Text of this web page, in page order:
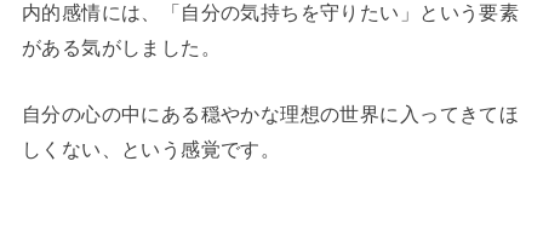
内的感情には、「自分の気持ちを守りたい」という要素
がある気がしました。
自分の心の中にある穏やかな理想の世界に入ってきてほ
しくない、という感覚です。